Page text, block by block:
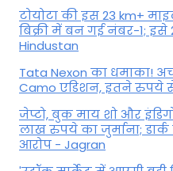
टोयोटा की इस 23 km+
बिक्री में बन गई नंबर-1; इसे
Hindustan
Tata Nexon का धमाका!
Camo एडिशन, इतने रुपये
जेप्टो, बुक माय शो और
लाख रुपये का जुर्माना;
आरोप - Jagran